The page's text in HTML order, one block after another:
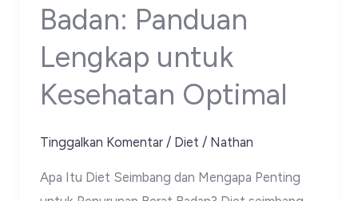
Badan: Panduan
Lengkap untuk
Kesehatan Optimal
Tinggalkan Komentar / Diet / Nathan
Apa Itu Diet Seimbang dan Mengapa Penting